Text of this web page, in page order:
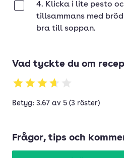
4. Klicka i lite pesto
tillsammans med
bra till soppan.
Vad tyckte du om
Betyg: 3.67 av 5 (3 röster)
Frågor, tips och